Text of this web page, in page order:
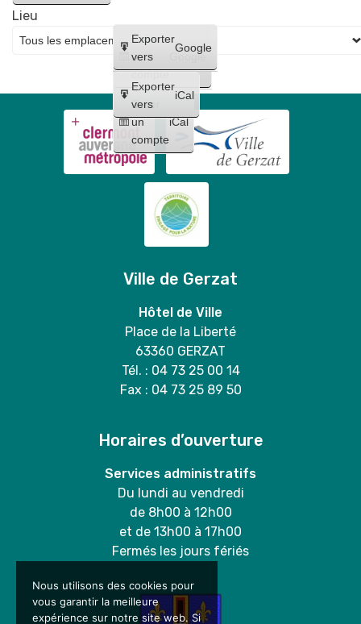
Créer
un
compte
Google
Créer
un
compte
iCal
Exporter
vers
Google
Exporter
vers
iCal
Lieu
Ville de Gerzat
Hôtel de Ville
Place de la Liberté
63360 GERZAT
Tél. : 04 73 25 00 14
Fax : 04 73 25 89 50
Horaires d’ouverture
Services administratifs
Du lundi au vendredi
de 8h00 à 12h00
et de 13h00 à 17h00
Fermés les jours fériés
Nous utilisons des cookies pour
vous garantir la meilleure
expérience sur notre site web. Si